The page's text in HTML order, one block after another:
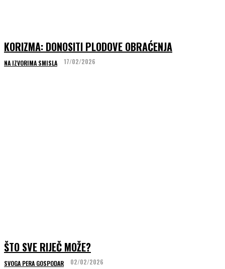
KORIZMA: DONOSITI PLODOVE OBRAĆENJA
NA IZVORIMA SMISLA 17/02/2026
ŠTO SVE RIJEČ MOŽE?
SVOGA PERA GOSPODAR 02/02/2026